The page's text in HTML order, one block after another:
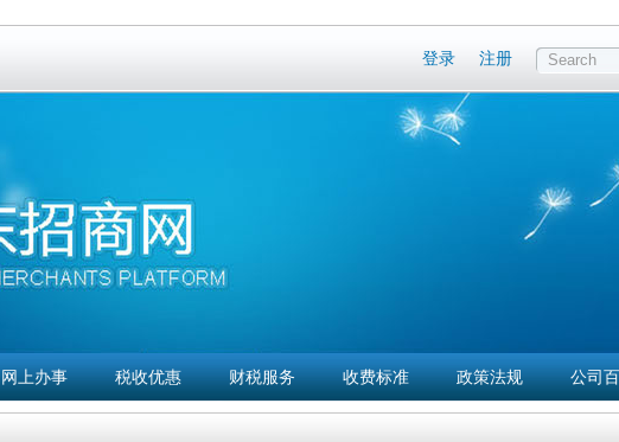
Search
注册
登录
网上办事 税收优惠 财税服务 收费标准 政策法规 公司